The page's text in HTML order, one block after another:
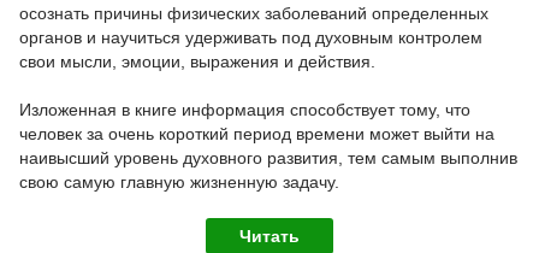
осознать причины физических заболеваний определенных
органов и научиться удерживать под духовным контролем
свои мысли, эмоции, выражения и действия.
Изложенная в книге информация способствует тому, что
человек за очень короткий период времени может выйти на
наивысший уровень духовного развития, тем самым выполнив
свою самую главную жизненную задачу.
Читать